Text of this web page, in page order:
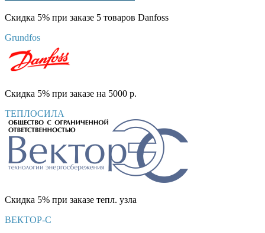
Скидка 5% при заказе 5 товаров Danfoss
Grundfos
Скидка 5% при заказе на 5000 р.
ТЕПЛОСИЛА
Скидка 5% при заказе тепл. узла
ВЕКТОР-С